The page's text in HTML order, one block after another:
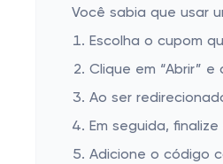
Você sabia que usar
Escolha o cupom
Clique em “Abrir” e
Ao ser
Em seguida,
Adicione o código